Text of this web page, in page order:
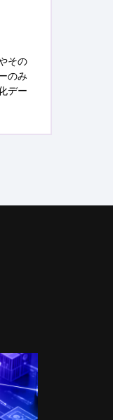
その
のみ
デー